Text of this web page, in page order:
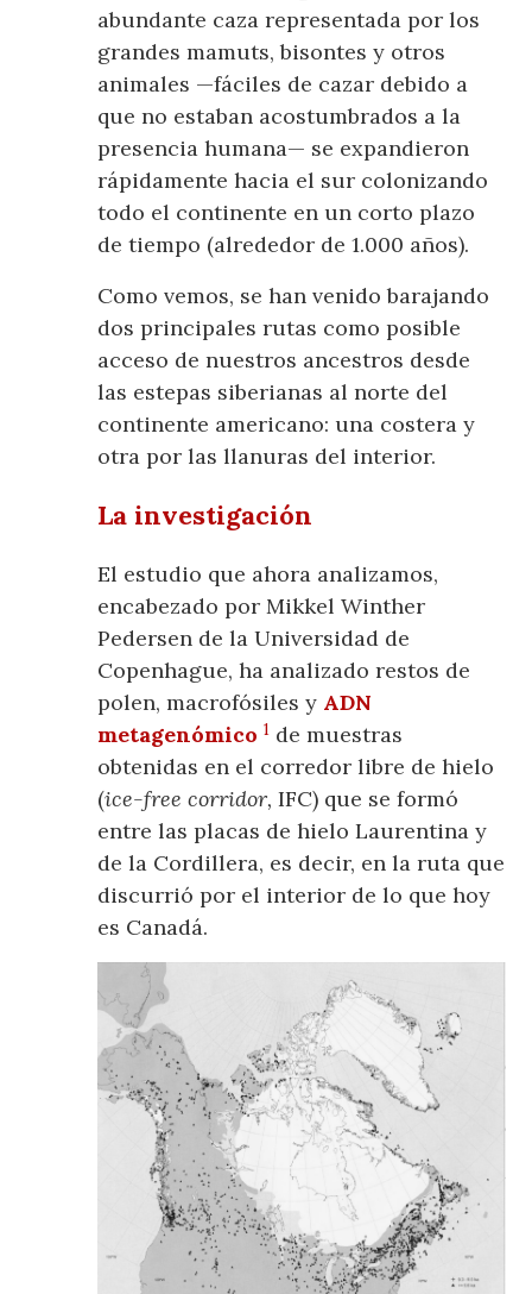
abundante caza representada por los
grandes mamuts, bisontes y otros
animales —fáciles de cazar debido a
que no estaban acostumbrados a la
presencia humana— se expandieron
rápidamente hacia el sur colonizando
todo el continente en un corto plazo
de tiempo (alrededor de 1.000 años).
Como vemos, se han venido barajando
dos principales rutas como posible
acceso de nuestros ancestros desde
las estepas siberianas al norte del
continente americano: una costera y
otra por las llanuras del interior.
La investigación
El estudio que ahora analizamos,
encabezado por Mikkel Winther
Pedersen de la Universidad de
Copenhague, ha analizado restos de
polen, macrofósiles y ADN
metagenómico 1 de muestras
obtenidas en el corredor libre de hielo
(ice-free corridor,IFC) que se formó
entre las placas de hielo Laurentina y
de la Cordillera, es decir, en la ruta que
discurrió por el interior de lo que hoy
es Canadá.